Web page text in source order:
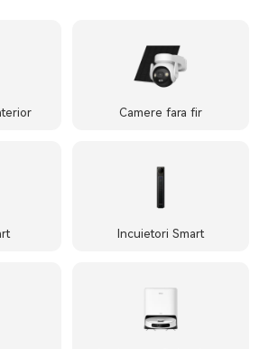
Camere fara fir
Incuietori Smart